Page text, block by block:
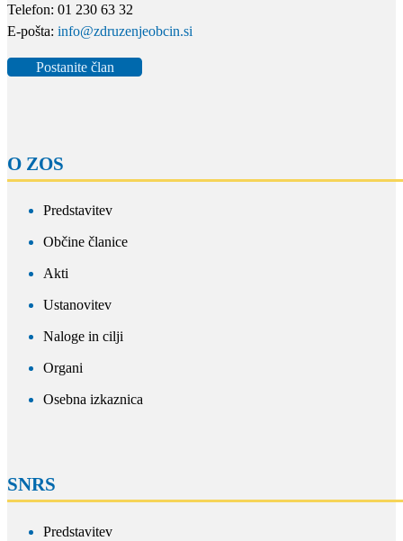
Telefon: 01 230 63 32
E-pošta: info@zdruzenjeobcin.si
Postanite član
O ZOS
Predstavitev
Občine članice
Akti
Ustanovitev
Naloge in cilji
Organi
Osebna izkaznica
SNRS
Predstavitev